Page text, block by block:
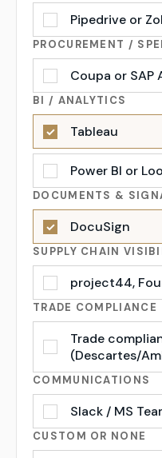
Pipedrive or
PROCUREMENT /
Coupa or SAP
BI / ANALYTICS
✓ Tableau
Power BI or
DOCUMENTS &
✓ DocuSign
SUPPLY CHAIN
project44,
TRADE COMPLIANCE
Trade
(Descartes/
COMMUNICATIONS
Slack / MS
CUSTOM OR NONE